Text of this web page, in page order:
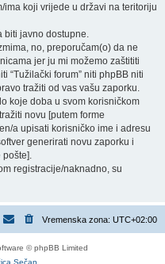
ima koji vrijede u državi na teritoriju
biti javno dostupne.
no, preporučam(o) da ne
jer ju mi možemo zaštititi
“Tužilački forum” niti phpBB niti
tražiti od vas vašu zaporku.
koje doba u svom korisničkom
novu [putem forme
a upisati korisničko ime i adresu
generirati novu zaporku i
pošte].
registracije/naknadno, su
Vremenska zona: UTC+02:00
© phpBB Limited
Sečan